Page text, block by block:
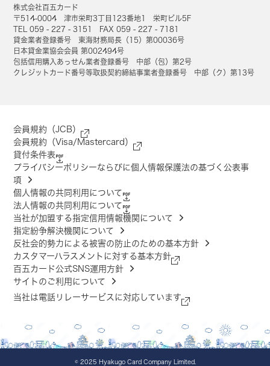
株式会社百五カード
〒514-0004 津市栄町3丁目123番地1 栄町ビル5F
TEL 059 - 227 - 3151 FAX 059 - 227 - 7181
貸金業者登録番号 東海財務局長（15）第00036号
日本貸金業協会会員 第002494号
包括信用購入あっせん業者登録番号 中部（包）第2号
クレジットカード番号等取扱契約締結事業者登録番号 中部（ク）第13号
会員規約（JCB）
会員規約（Visa/Mastercard）
貸付条件表
プライバシーポリシーならびに個人情報保護法の基づく公表事
項
個人情報の共同利用について
法人情報の共同利用について
当社が加盟する指定信用情報機関について
指定紛争解決機関について
反社会的勢力による被害の防止のための基本方針
カスタマーハラスメントに対する基本方針
百五カード公式SNS運用方針
サイトのご利用について
当社は電話リレーサービスに対応しています
© 2025 Hyakugo Card Company Limited.